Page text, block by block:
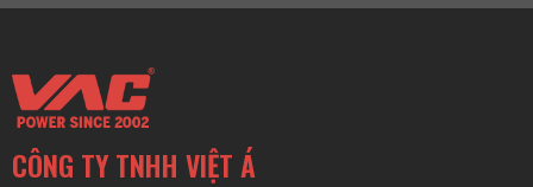
CÔNG TY TNHH VIỆT Á